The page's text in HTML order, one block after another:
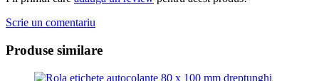
Scrie un comentariu
Produse similare